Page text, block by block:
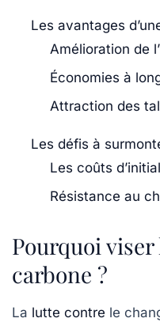
Les avantages
Amélioration de
Économies à
Attraction des
Les défis à
Les coûts
Résistance au
Pourquoi
carbone ?
La lutte contre le